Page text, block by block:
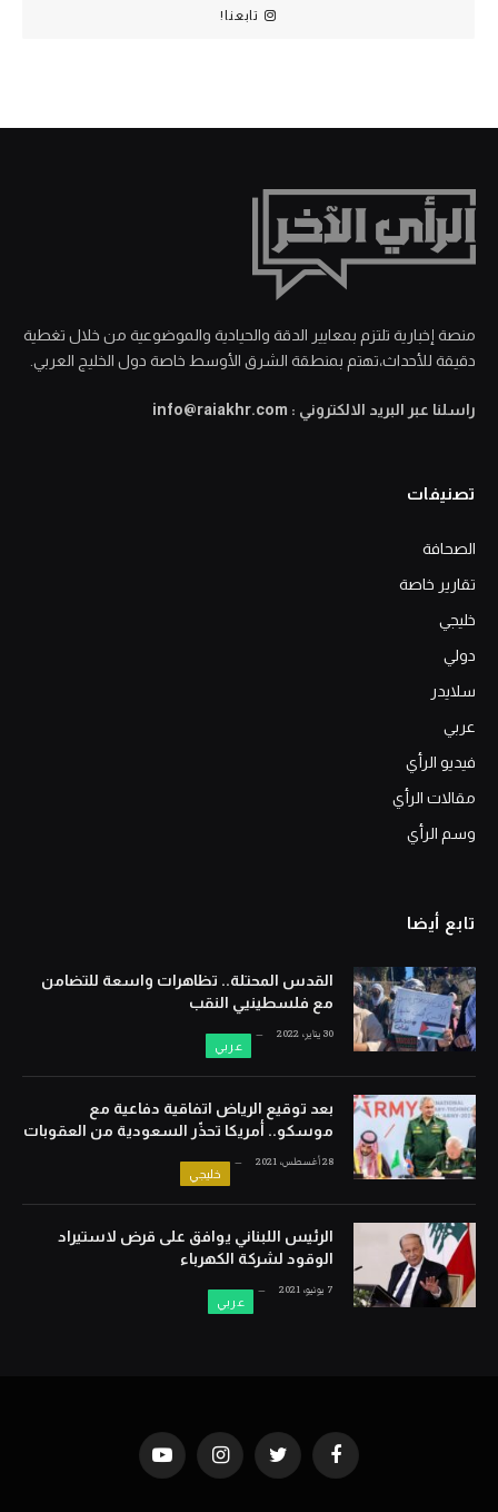
تابعنا!
منصة إخبارية تلتزم بمعايير الدقة والحيادية والموضوعية من خلال تغطية
دقيقة للأحداث،تهتم بمنطقة الشرق الأوسط خاصة دول الخليج العربي.
راسلنا عبر البريد الالكتروني : info@raiakhr.com
تصنيفات
الصحافة
تقارير خاصة
خليجي
دولي
سلايدر
عربي
فيديو الرأي
مقالات الرأي
وسم الرأي
تابع أيضا
القدس المحتلة.. تظاهرات واسعة للتضامن
مع فلسطينيي النقب
30 يناير، 2022
عربي
بعد توقيع الرياض اتفاقية دفاعية مع
موسكو.. أمريكا تحذّر السعودية من العقوبات
28 أغسطس، 2021
خليجي
الرئيس اللبناني يوافق على قرض لاستيراد
الوقود لشركة الكهرباء
7 يونيو، 2021
عربي
Facebook
Twitter
Instagram
YouTube